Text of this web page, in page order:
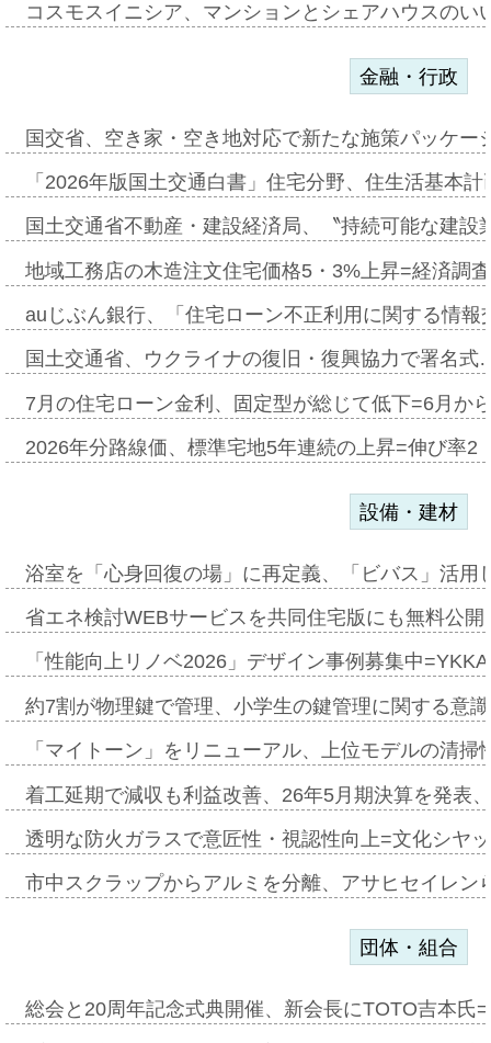
コスモスイニシア、マンションとシェアハウスの
金融・行政
国交省、空き家・空き地対応で新たな施策パッケ
「2026年版国土交通白書」住宅分野、住生活基本
国土交通省不動産・建設経済局、〝持続可能な建
地域工務店の木造注文住宅価格5・3%上昇=経済調
auじぶん銀行、「住宅ローン不正利用に関する情
国土交通省、ウクライナの復旧・復興協力で署名
7月の住宅ローン金利、固定型が総じて低下=6月か
2026年分路線価、標準宅地5年連続の上昇=伸び率
設備・建材
浴室を「心身回復の場」に再定義、「ビバス」活
省エネ検討WEBサービスを共同住宅版にも無料公
「性能向上リノベ2026」デザイン事例募集中
約7割が物理鍵で管理、小学生の鍵管理に関する意
「マイトーン」をリニューアル、上位モデルの清
着工延期で減収も利益改善、26年5月期決算を発表
透明な防火ガラスで意匠性・視認性向上=文化シヤ
市中スクラップからアルミを分離、アサヒセイレ
団体・組合
総会と20周年記念式典開催、新会長にTOTO吉本氏